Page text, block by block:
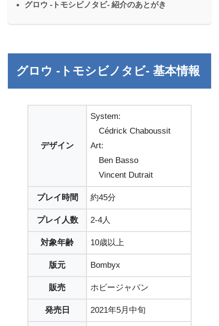
グロウ -トモシビノタビ- 紹介のあとがき
グロウ -トモシビノタビ- 基本情報
デザイン
System:
Cédrick Chaboussit
Art:
Ben Basso
Vincent Dutrait
プレイ時間 約45分
プレイ人数 2-4人
対象年齢 10歳以上
版元 Bombyx
販売 ホビージャパン
発売日 2021年5月中旬